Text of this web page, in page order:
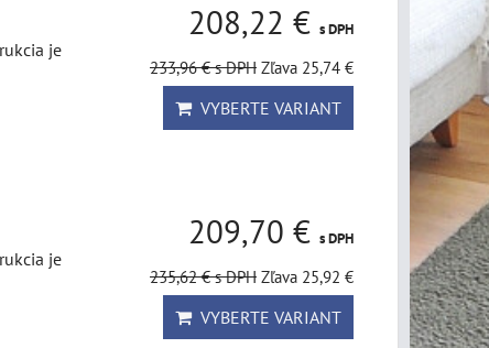
je
208,22 € s DPH
233,96 €s DPH Zľava 25,74 €
VYBERTE VARIANT
je
209,70 € s DPH
235,62 €s DPH Zľava 25,92 €
VYBERTE VARIANT